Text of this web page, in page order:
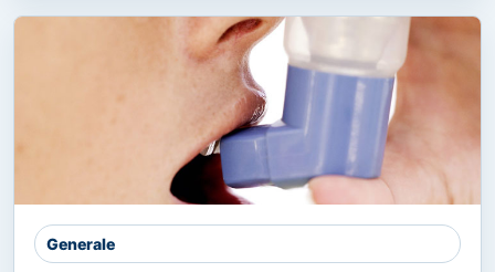
Generale